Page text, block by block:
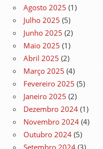
Agosto 2025 (1)
Julho 2025 (5)
Junho 2025 (2)
Maio 2025 (1)
Abril 2025 (2)
Março 2025 (4)
Fevereiro 2025 (5)
Janeiro 2025 (2)
Dezembro 2024 (1)
Novembro 2024 (4)
Outubro 2024 (5)
Setembro 2024 (3)